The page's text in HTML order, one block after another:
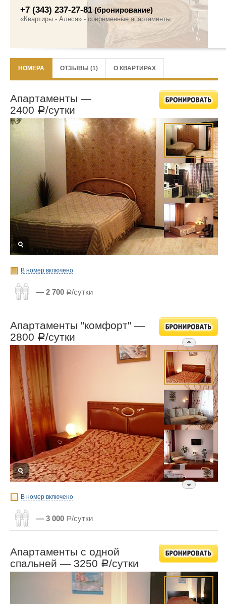
+7 (343) 237-27-81(бронирование)
«Квартиры - Алеся» - современные апартаменты
НОМЕРА ОТЗЫВЫ (1) О КВАРТИРАХ
Апартаменты —
2400 Р/сутки
В номер включено
— 2 700 Р/сутки
Апартаменты "комфорт" —
2800 Р/сутки
В номер включено
— 3 000 Р/сутки
Апартаменты с одной
спальней — 3250 Р/сутки